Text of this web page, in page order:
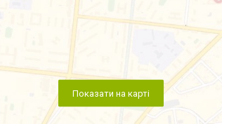
Показати на карті